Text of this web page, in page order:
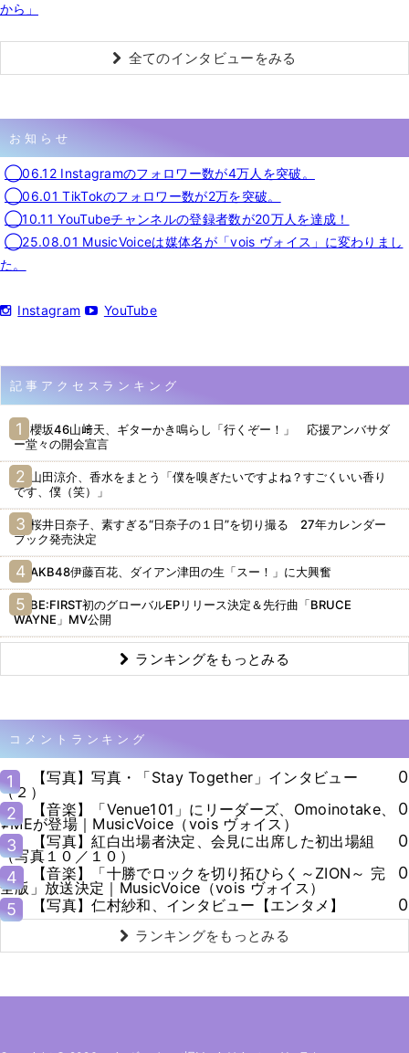
から」
全てのインタビューをみる
お知らせ
◯06.12 Instagramのフォロワー数が4万人を突破。
◯06.01 TikTokのフォロワー数が2万を突破。
◯10.11 YouTubeチャンネルの登録者数が20万人を達成！
◯25.08.01 MusicVoiceは媒体名が「vois ヴォイス」に変わりまし
た。
Instagram YouTube
記事アクセスランキング
櫻坂46山﨑天、ギターかき鳴らし「行くぞー！」 応援アンバサダ
ー堂々の開会宣言
山田涼介、香水をまとう「僕を嗅ぎたいですよね？すごくいい香り
です、僕（笑）」
桜井日奈子、素すぎる“日奈子の１日”を切り撮る 27年カレンダー
ブック発売決定
AKB48伊藤百花、ダイアン津田の生「スー！」に大興奮
BE:FIRST初のグローバルEPリリース決定＆先行曲「BRUCE
WAYNE」MV公開
ランキングをもっとみる
コメントランキング
1
【写真】写真・「Stay Together」インタビュー
（２）
0
2
【音楽】「Venue101」にリーダーズ、Omoinotake、
≠MEが登場｜MusicVoice（vois ヴォイス）
0
3
【写真】紅白出場者決定、会見に出席した初出場組
（写真１０／１０）
0
4
【音楽】「十勝でロックを切り拓ひらく～ZION～ 完
全版」放送決定｜MusicVoice（vois ヴォイス）
0
5
【写真】仁村紗和、インタビュー【エンタメ】 0
ランキングをもっとみる